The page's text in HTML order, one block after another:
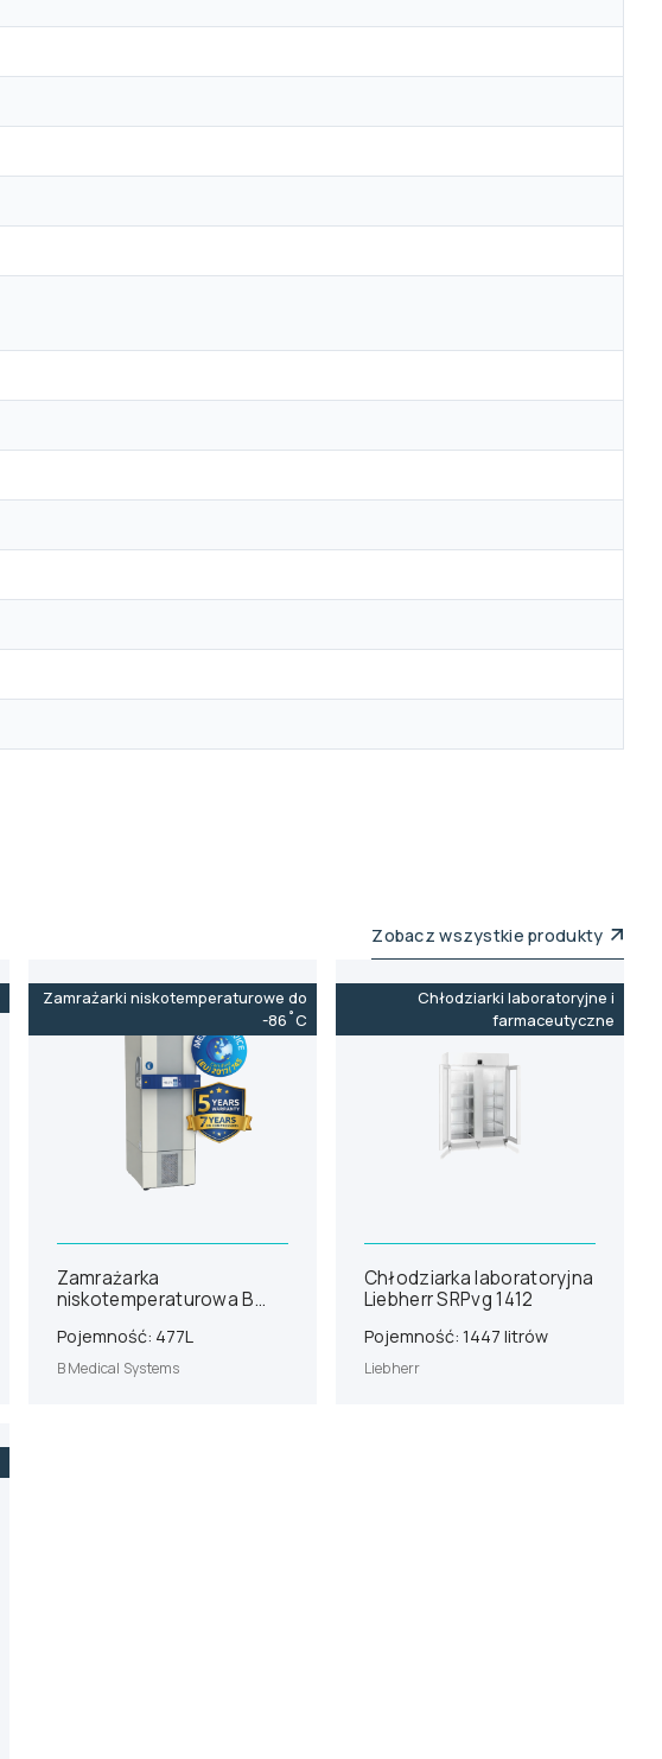
Zobacz wszystkie produkty
Zamrażarki niskotemperaturowe do
-86˚C
Zamrażarka
niskotemperaturowa B
Pojemność: 477L
B Medical Systems
Chłodziarki laboratoryjne i
farmaceutyczne
Chłodziarka laboratoryjna
Liebherr SRPvg 1412
Pojemność: 1447 litrów
Liebherr